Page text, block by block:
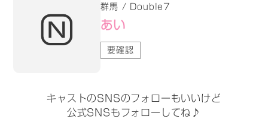
群馬 / Double7
あい
要確認
キャストのSNSのフォローもいいけど
公式SNSもフォローしてね♪